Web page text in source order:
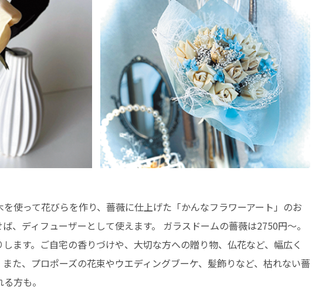
使って花びらを作り、薔薇に仕上げた「かんなフラワーアート」のお
、ディフューザーとして使えます。 ガラスドームの薔薇は2750円〜。
ます。ご自宅の香りづけや、大切な方への贈り物、仏花など、幅広く
た、プロポーズの花束やウエディングブーケ、髪飾りなど、枯れない薔
方も。